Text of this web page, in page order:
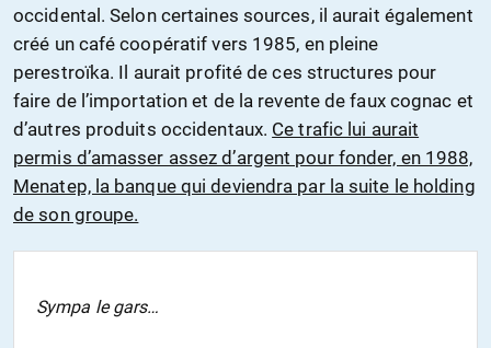
occidental. Selon certaines sources, il aurait également
créé un café coopératif vers 1985, en pleine
perestroïka. Il aurait profité de ces structures pour
faire de l’importation et de la revente de faux cognac et
d’autres produits occidentaux. Ce trafic lui aurait
permis d’amasser assez d’argent pour fonder, en 1988,
Menatep, la banque qui deviendra par la suite le holding
de son groupe.
Sympa le gars…